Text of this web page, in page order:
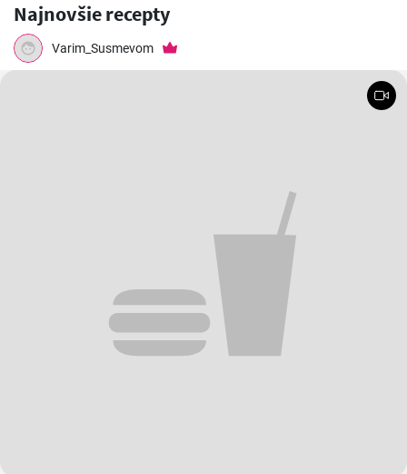
Najnovšie recepty
Varim_Susmevom